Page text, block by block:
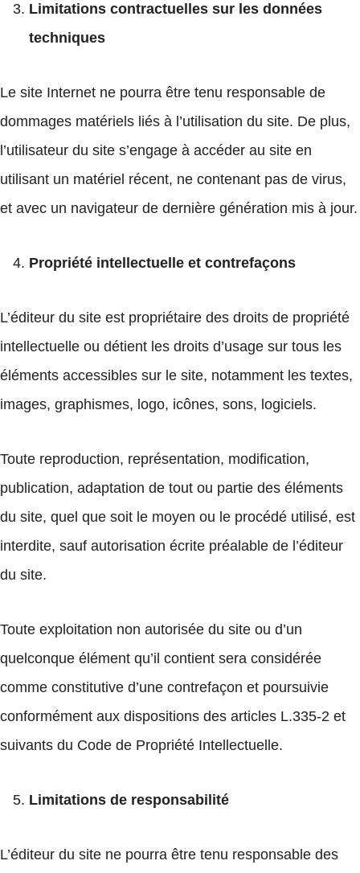
Limitations contractuelles sur les données
techniques
Le site Internet ne pourra être tenu responsable de
dommages matériels liés à l’utilisation du site. De plus,
l’utilisateur du site s’engage à accéder au site en
utilisant un matériel récent, ne contenant pas de virus,
et avec un navigateur de dernière génération mis à jour.
Propriété intellectuelle et contrefaçons
L’éditeur du site est propriétaire des droits de propriété
intellectuelle ou détient les droits d’usage sur tous les
éléments accessibles sur le site, notamment les textes,
images, graphismes, logo, icônes, sons, logiciels.
Toute reproduction, représentation, modification,
publication, adaptation de tout ou partie des éléments
du site, quel que soit le moyen ou le procédé utilisé, est
interdite, sauf autorisation écrite préalable de l’éditeur
du site.
Toute exploitation non autorisée du site ou d’un
quelconque élément qu’il contient sera considérée
comme constitutive d’une contrefaçon et poursuivie
conformément aux dispositions des articles L.335-2 et
suivants du Code de Propriété Intellectuelle.
Limitations de responsabilité
L’éditeur du site ne pourra être tenu responsable des